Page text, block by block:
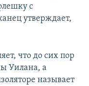
с
утверждает,
что до сих пор
Уилана, а
называет